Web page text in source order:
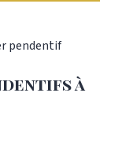
pendentif
à